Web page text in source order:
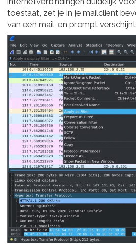
toestaat, zet je in je mailclient
van een mail, en prompt